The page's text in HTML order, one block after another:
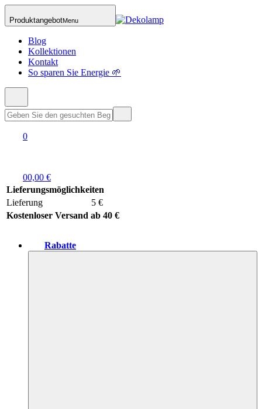
ProduktangebotMenu
Blog
Kollektionen
Kontakt
So sparen Sie Energie 🌱
0
00,00 €
Lieferungsmöglichkeiten
Lieferung
5 €
Kostenloser Versand ab 40 €
Rabatte